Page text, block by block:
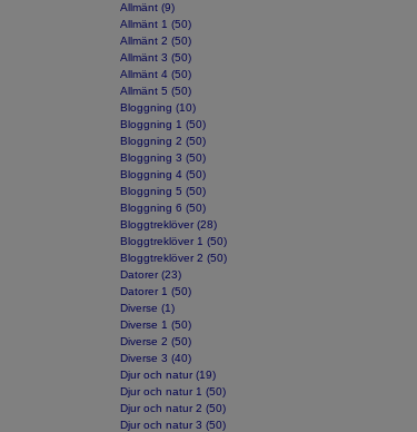
Allmänt (9)
Allmänt 1 (50)
Allmänt 2 (50)
Allmänt 3 (50)
Allmänt 4 (50)
Allmänt 5 (50)
Bloggning (10)
Bloggning 1 (50)
Bloggning 2 (50)
Bloggning 3 (50)
Bloggning 4 (50)
Bloggning 5 (50)
Bloggning 6 (50)
Bloggtreklöver (28)
Bloggtreklöver 1 (50)
Bloggtreklöver 2 (50)
Datorer (23)
Datorer 1 (50)
Diverse (1)
Diverse 1 (50)
Diverse 2 (50)
Diverse 3 (40)
Djur och natur (19)
Djur och natur 1 (50)
Djur och natur 2 (50)
Djur och natur 3 (50)